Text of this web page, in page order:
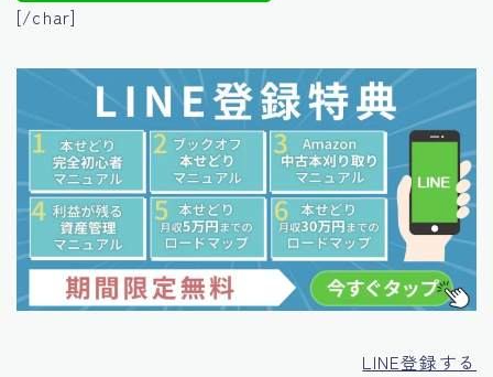
[/char]
LINE登録する